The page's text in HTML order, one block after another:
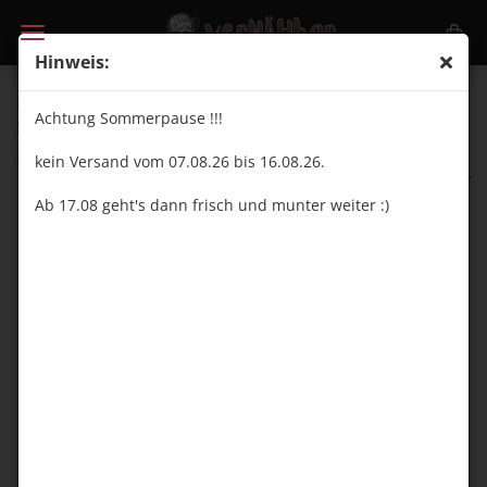
Hinweis:
Achtung Sommerpause !!!
kein Versand vom 07.08.26 bis 16.08.26.
Ab 17.08 geht's dann frisch und munter weiter :)
Softshellpaneel Tasche
(Art.Nr.:VN25123S)
vernähbar